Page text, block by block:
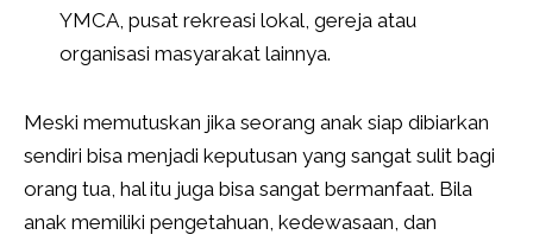
YMCA, pusat rekreasi lokal, gereja atau
organisasi masyarakat lainnya.
Meski memutuskan jika seorang anak siap dibiarkan
sendiri bisa menjadi keputusan yang sangat sulit bagi
orang tua, hal itu juga bisa sangat bermanfaat. Bila
anak memiliki pengetahuan, kedewasaan, dan